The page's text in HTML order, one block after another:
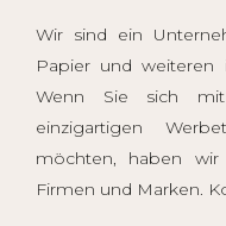
Wir sind ein
Papier und weiteren
Wenn Sie sich mit
einzigartigen
möchten, haben
Firmen und Marken.